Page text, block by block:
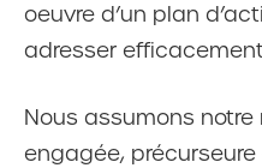
oeuvre d’un plan
adresser
Nous assumons notre
engagée,